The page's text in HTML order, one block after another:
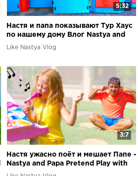
5:32
Настя и папа показывают Тур Хаус
по нашему дому Влог Nastya and
papa pretend play with playhouse
Like Nastya Vlog
3:7
Настя ужасно поёт и мешает Папе -
Nastya and Papa Pretend Play with
Musical Instruments